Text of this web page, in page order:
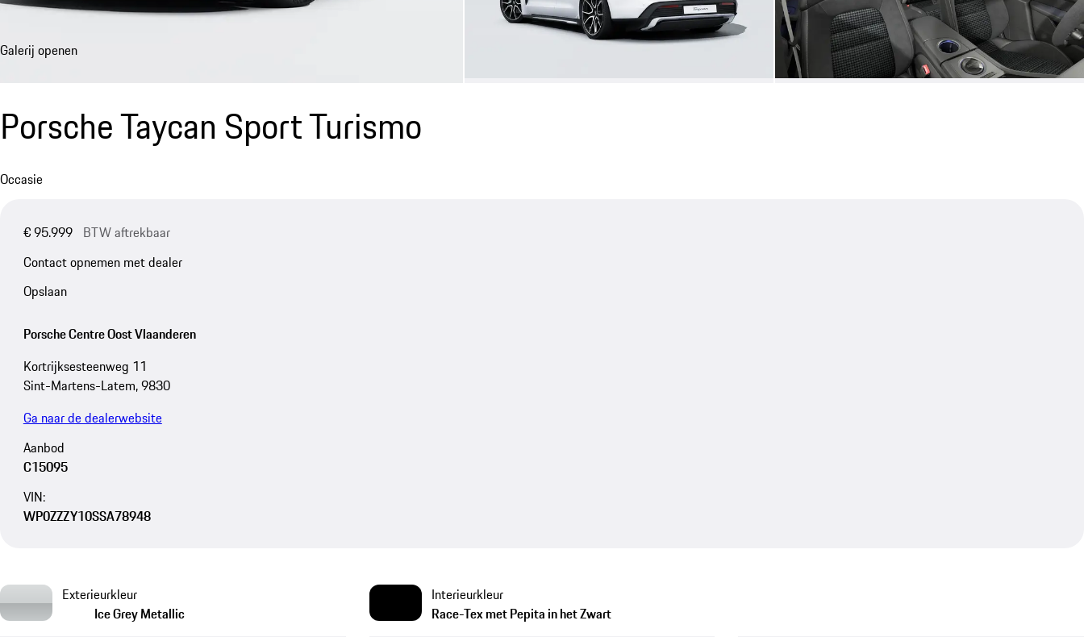
Galerij openen
Porsche Taycan Sport Turismo
Occasie
€ 95.999 BTW aftrekbaar
Contact opnemen met dealer
Opslaan
Porsche Centre Oost Vlaanderen
Kortrijksesteenweg 11
Sint-Martens-Latem, 9830
Ga naar de dealerwebsite
Aanbod
C15095
VIN:
WP0ZZZY10SSA78948
Exterieurkleur
Ice Grey Metallic
Interieurkleur
Race-Tex met Pepita in het Zwart